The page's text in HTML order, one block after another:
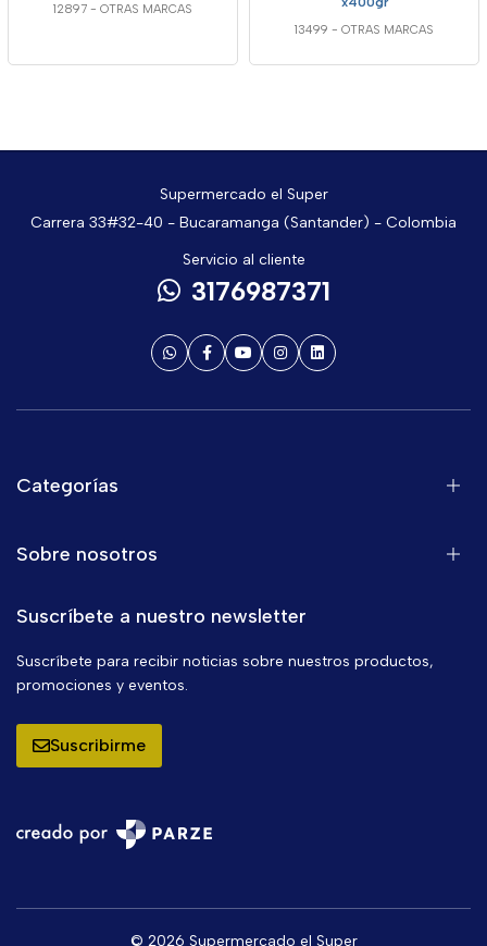
12897 - OTRAS MARCAS
13499 - OTRAS MARCAS
Supermercado el Super
Carrera 33#32-40 - Bucaramanga (Santander) - Colombia
Servicio al cliente
3176987371
Categorías
Sobre nosotros
Suscríbete a nuestro newsletter
Suscríbete para recibir noticias sobre nuestros productos,
promociones y eventos.
Suscribirme
© 2026 Supermercado el Super